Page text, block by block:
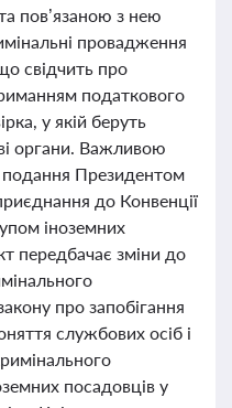
пов’язаною з нею
провадження
свідчить про
податкового
у якій беруть
органи. Важливою
подання Президентом
до Конвенції
іноземних
передбачає зміни до
про запобігання
службових осіб і
посадовців у